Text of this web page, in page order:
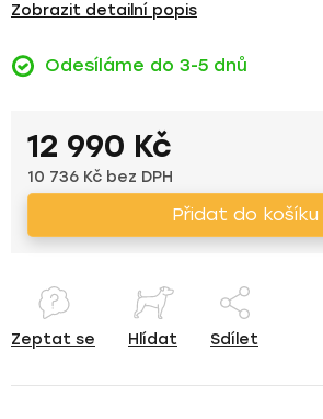
Zobrazit detailní popis
Odesíláme do 3-5 dnů
12 990 Kč
10 736 Kč bez DPH
Přidat do košíku
Zeptat se Hlídat Sdílet